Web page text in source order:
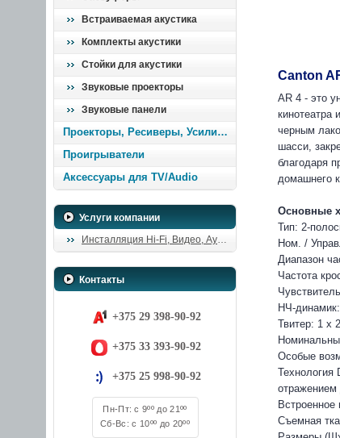
Встраиваемая акустика
Комплекты акустики
Стойки для акустики
Звуковые проекторы
Звуковые панели
Проекторы, Ресиверы, Усилители
Проигрыватели
Аксессуары для TV/Audio
Услуги компании
Инсталляция Hi-Fi, Видео, Аудио
Контакты
+375 29 398-90-92
+375 33 393-90-92
+375 25 998-90-92
Пн-Пт: с 9ºº до 21ºº
Сб-Вс: с 10ºº до 20ºº
Canton
AR 4 - это
кинотеатра
черным
шасси,
благодаря
домашнего
Основные
Тип: 2-
Ном. /
Диапазон
Частота
НЧ-
Твитер: 1 x
Особые
Технология
отражением
Встроенное
Съемная